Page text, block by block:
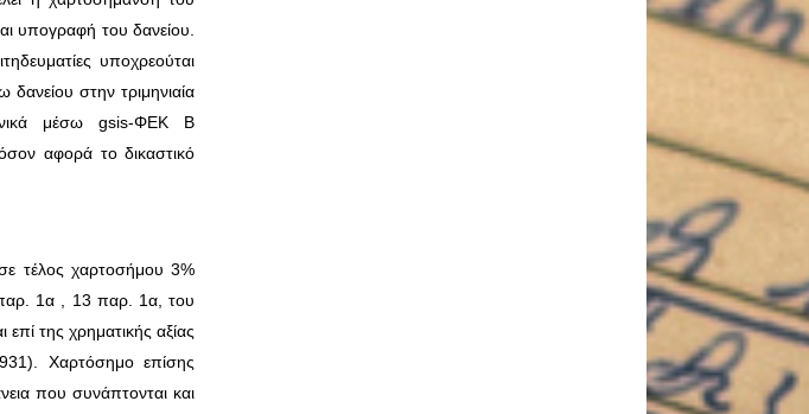
υπογραφή του δανείου.
υποχρεούται
στην τριμηνιαία
μέσω gsis-ΦΕΚ Β
αφορά το δικαστικό
σε τέλος χαρτοσήμου 3%
1α , 13 παρ. 1α, του
της χρηματικής αξίας
Χαρτόσημο επίσης
που συνάπτονται και